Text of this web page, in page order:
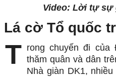
Video: Lời tự
Lá cờ Tổ quốc
T rong chuyến đi
thăm quân và dân
Nhà giàn DK1,